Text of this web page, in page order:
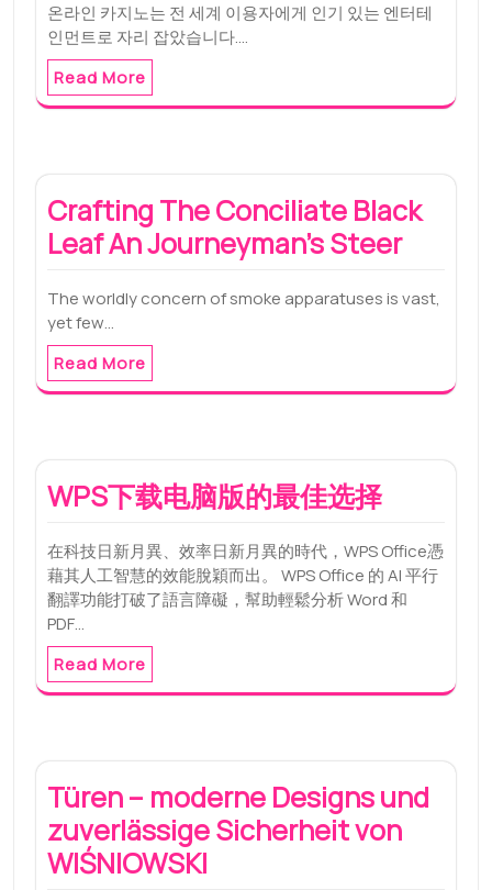
온라인 카지노는 전 세계 이용자에게 인기 있는 엔터테
인먼트로 자리 잡았습니다.…
Read More
Crafting The Conciliate Black
Leaf An Journeyman’s Steer
The worldly concern of smoke apparatuses is vast,
yet few…
Read More
WPS下载电脑版的最佳选择
在科技日新月異、效率日新月異的時代，WPS Office憑
藉其人工智慧的效能脫穎而出。 WPS Office 的 AI 平行
翻譯功能打破了語言障礙，幫助輕鬆分析 Word 和
PDF…
Read More
Türen – moderne Designs und
zuverlässige Sicherheit von
WIŚNIOWSKI